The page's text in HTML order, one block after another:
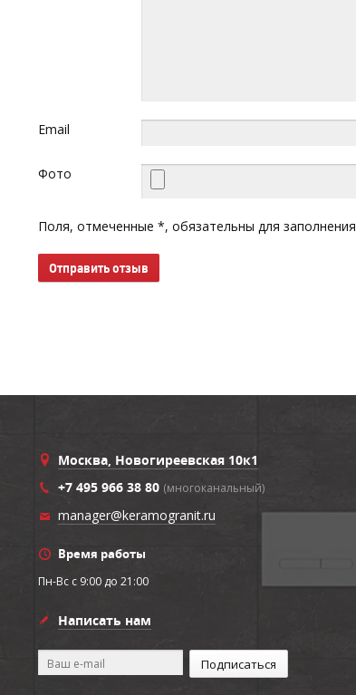
Email
Фото
Поля, отмеченные *, обязательны для заполнения
Отправить отзыв
Москва, Новогиреевская 10к1
+7 495 966 38 80 (многоканальный)
manager@keramogranit.ru
Время работы
Пн-Вс c 9:00 до 21:00
Написать нам